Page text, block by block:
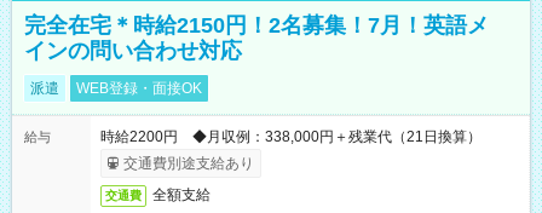
完全在宅＊時給2150円！2名募集！7月！英語メ
インの問い合わせ対応
派遣 WEB登録・面接OK
給与
時給2200円 ◆月収例：338,000円＋残業代（21日換算）
交通費別途支給あり
交通費 全額支給